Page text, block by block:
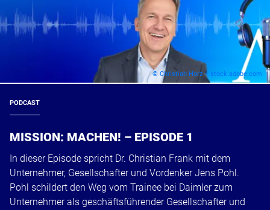
© Christian Horz – stock.adobe.com
PODCAST
MISSION: MACHEN! – EPISODE 1
In dieser Episode spricht Dr. Christian Frank mit dem
Unternehmer, Gesellschafter und Vordenker Jens Pohl.
Pohl schildert den Weg vom Trainee bei Daimler zum
Unternehmer als geschäftsführender Gesellschafter und